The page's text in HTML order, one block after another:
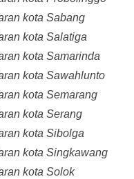
kota Sabang
kota Salatiga
kota Samarinda
kota Sawahlunto
kota Semarang
kota Serang
kota Sibolga
kota Singkawang
kota Solok